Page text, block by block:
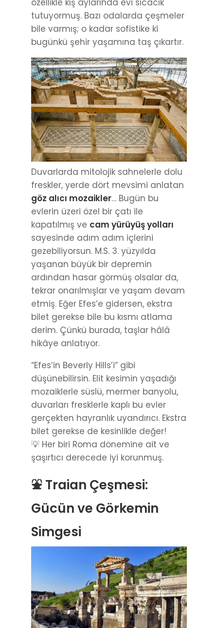
tutuyormuş. Bazı odalarda çeşmeler
bile varmış; o kadar sofistike ki
bugünkü şehir yaşamına taş çıkartır.
Duvarlarda mitolojik sahnelerle dolu
freskler, yerde dört mevsimi anlatan
göz alıcı mozaikler… Bugün bu
evlerin üzeri özel bir çatı ile
kapatılmış ve cam yürüyüş yolları
sayesinde adım adım içlerini
gezebiliyorsun. M.S. 3. yüzyılda
yaşanan büyük bir depremin
ardından hasar görmüş olsalar da,
tekrar onarılmışlar ve yaşam devam
etmiş. Eğer Efes’e gidersen, ekstra
bilet gerekse bile bu kısmı atlama
derim. Çünkü burada, taşlar hâlâ
hikâye anlatıyor.
“Efes’in Beverly Hills’i” gibi
düşünebilirsin. Elit kesimin yaşadığı
mozaiklerle süslü, mermer banyolu,
duvarları fresklerle kaplı bu evler
gerçekten hayranlık uyandırıcı. Ekstra
bilet gerekse de kesinlikle değer!
💡 Her biri Roma dönemine ait ve
şaşırtıcı derecede iyi korunmuş.
⛲ Traian Çeşmesi:
Gücün ve Görkemin
Simgesi